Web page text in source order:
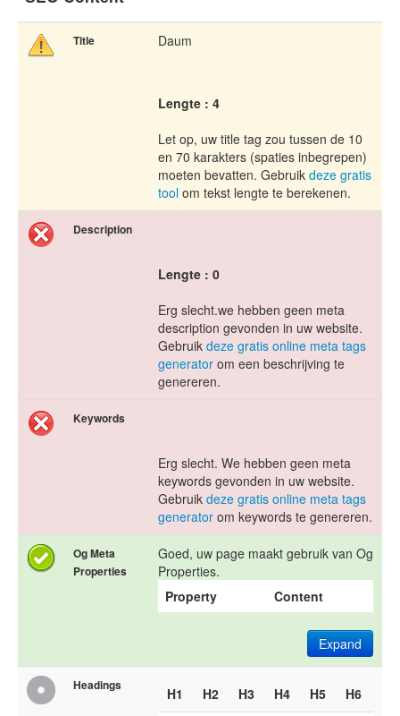
Title Daum
Lengte : 4
Let op, uw title tag zou tussen de 10
en 70 karakters (spaties inbegrepen)
moeten bevatten. Gebruik deze gratis
tool om tekst lengte te berekenen.
Description
Lengte : 0
Erg slecht.we hebben geen meta
description gevonden in uw website.
Gebruik deze gratis online meta tags
generator om een beschrijving te
genereren.
Keywords
Erg slecht. We hebben geen meta
keywords gevonden in uw website.
Gebruik deze gratis online meta tags
generator om keywords te genereren.
Og Meta
Properties
Goed, uw page maakt gebruik van Og
Properties.
Property
Content
Expand
Headings H1 H2 H3 H4 H5 H6